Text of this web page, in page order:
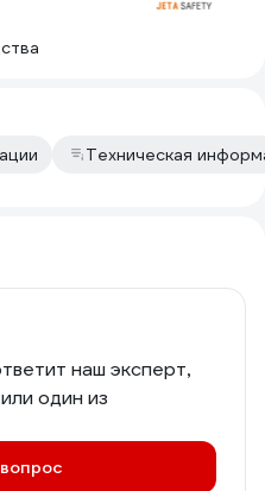
Техническая
наш эксперт,
один из